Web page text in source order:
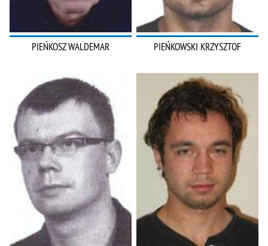
PIEŃKOSZ WALDEMAR PIEŃKOWSKI KRZYSZTOF